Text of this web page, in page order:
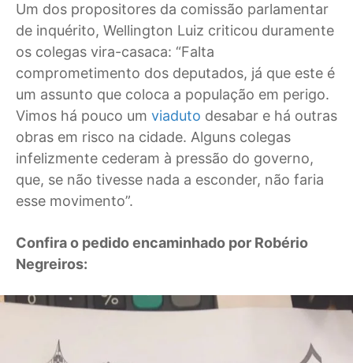
Um dos propositores da comissão parlamentar
de inquérito, Wellington Luiz criticou duramente
os colegas vira-casaca: “Falta
comprometimento dos deputados, já que este é
um assunto que coloca a população em perigo.
Vimos há pouco um viaduto desabar e há outras
obras em risco na cidade. Alguns colegas
infelizmente cederam à pressão do governo,
que, se não tivesse nada a esconder, não faria
esse movimento”.
Confira o pedido encaminhado por Robério
Negreiros: